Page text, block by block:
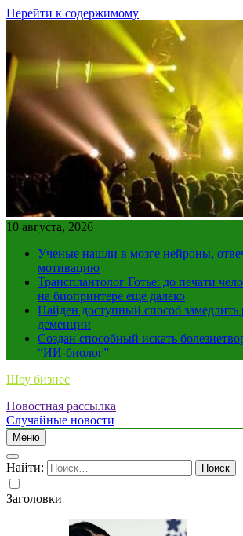
Перейти к содержимому
10 августа, 2026
Ученые нашли в мозге нейроны,
мотивацию
Трансплантолог Готье: до печати
на биопринтере еще далеко
Найден доступный способ замедлить
деменции
Создан способный искать
“ИИ-биолог”
Шоу бизнес
Новостная рассылка
Случайные новости
Меню
Найти:
Заголовки